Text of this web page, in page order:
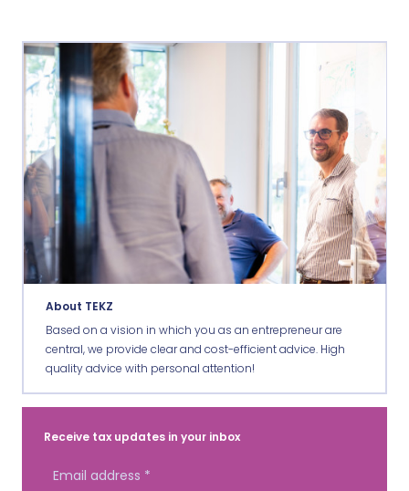
About TEKZ
Based on a vision in which you as an entrepreneur are
central, we provide clear and cost-efficient advice. High
quality advice with personal attention!
Receive tax updates in your inbox